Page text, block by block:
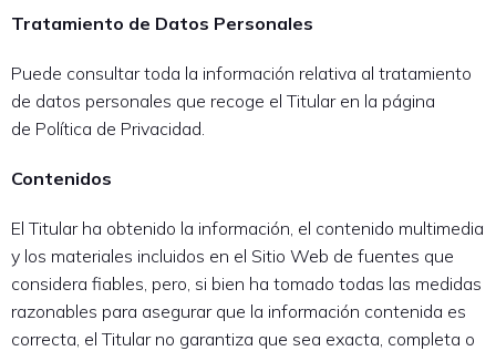
Tratamiento de Datos Personales
Puede consultar toda la información relativa al tratamiento
de datos personales que recoge el Titular en la página
de Política de Privacidad.
Contenidos
El Titular ha obtenido la información, el contenido multimedia
y los materiales incluidos en el Sitio Web de fuentes que
considera fiables, pero, si bien ha tomado todas las medidas
razonables para asegurar que la información contenida es
correcta, el Titular no garantiza que sea exacta, completa o